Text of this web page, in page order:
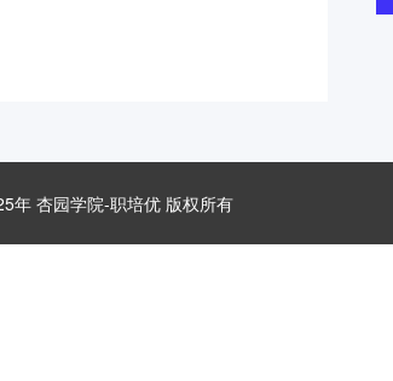
年 杏园学院-职培优版权所有